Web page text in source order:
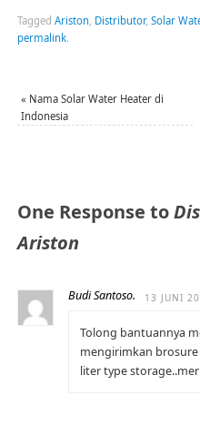
Tagged Ariston, Distributor, Solar
permalink.
« Nama Solar Water Heater di
Indonesia
One Response to
Ariston
Budi Santoso. 13 JUNI
Tolong bantuannya
mengirimkan
liter type